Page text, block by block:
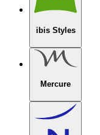
ibis Styles
Mercure